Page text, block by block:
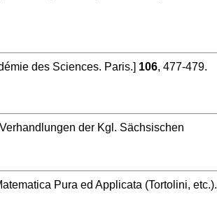
des Sciences. Paris.] 106, 477-479.
der Kgl. Sächsischen
Pura ed Applicata (Tortolini, etc.).